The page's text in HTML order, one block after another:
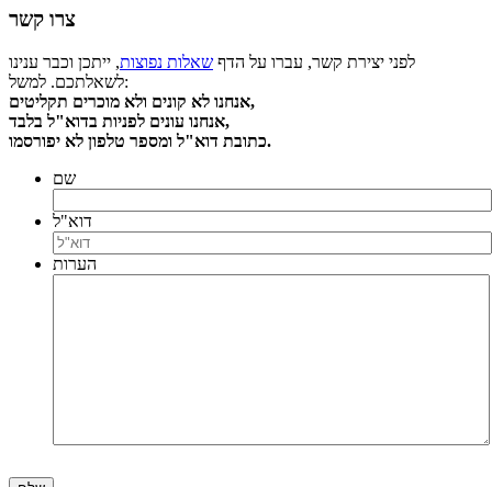
צרו קשר
לפני יצירת קשר, עברו על הדף שאלות נפוצות, ייתכן וכבר ענינו
לשאלתכם. למשל:
אנחנו לא קונים ולא מוכרים תקליטים,
אנחנו עונים לפניות בדוא"ל בלבד,
כתובת דוא"ל ומספר טלפון לא יפורסמו.
שם
דוא"ל
הערות